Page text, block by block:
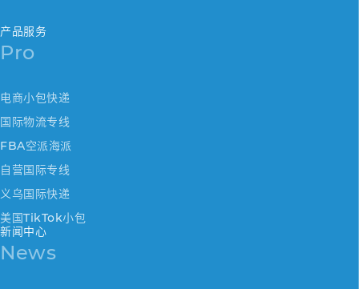
产品服务
Pro
电商小包快递
国际物流专线
FBA空派海派
自营国际专线
义乌国际快递
美国TikTok小包
新闻中心
News